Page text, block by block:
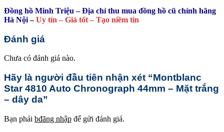
Đồng hồ Minh Triệu – Địa chỉ thu mua đồng hồ cũ chính hãng
Hà Nội–Uy tín – Giá tốt – Tạo niềm tin
Đánh giá
Chưa có đánh giá nào.
Hãy là người đầu tiên nhận xét “Montblanc
Star 4810 Auto Chronograph 44mm – Mặt trắng
– dây da”
Bạn phải bđăng nhập để gửi đánh giá.